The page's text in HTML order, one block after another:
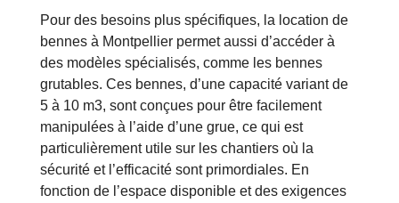
Pour des besoins plus spécifiques, la location de
bennes à Montpellier permet aussi d’accéder à
des modèles spécialisés, comme les bennes
grutables. Ces bennes, d’une capacité variant de
5 à 10 m3, sont conçues pour être facilement
manipulées à l’aide d’une grue, ce qui est
particulièrement utile sur les chantiers où la
sécurité et l’efficacité sont primordiales. En
fonction de l’espace disponible et des exigences